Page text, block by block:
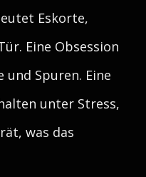
Eskorte,
Eine Obsession
Spuren. Eine
unter Stress,
was das